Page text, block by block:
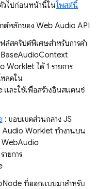
วไปก่อนหน้านี้ในโพสต์นี้
ต์หลักของ Web Audio API
ล์สคริปต์พิเศษสำหรับการดำ
BaseAudioContext
ได้ 1 รายการ
ลดใน
ละใช้เพื่อสร้างอินสแตนซ์
: ขอบเขตส่วนกลาง JS
Audio Worklet ทำงานบน
WebAudio
ยการ
ที่ออกแบบมาสำหรับ